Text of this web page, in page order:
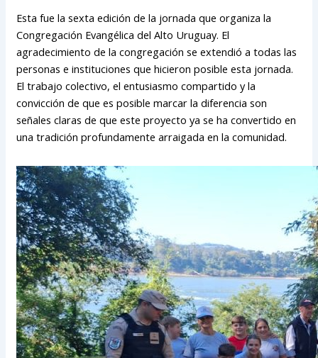
Esta fue la sexta edición de la jornada que organiza la
Congregación Evangélica del Alto Uruguay. El
agradecimiento de la congregación se extendió a todas las
personas e instituciones que hicieron posible esta jornada.
El trabajo colectivo, el entusiasmo compartido y la
convicción de que es posible marcar la diferencia son
señales claras de que este proyecto ya se ha convertido en
una tradición profundamente arraigada en la comunidad.